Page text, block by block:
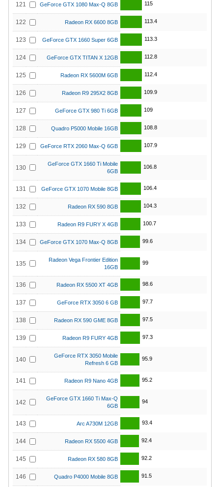
121 GeForce GTX 1080 Max-Q 8GB 115
122 Radeon RX 6600 8GB 113.4
123 GeForce GTX 1660 Super 6GB 113.3
124 GeForce GTX TITAN X 12GB 112.8
125 Radeon RX 5600M 6GB 112.4
126 Radeon R9 295X2 8GB 109.9
127 GeForce GTX 980 Ti 6GB 109
128 Quadro P5000 Mobile 16GB 108.8
129 GeForce RTX 2060 Max-Q 6GB 107.9
130
GeForce GTX 1660 Ti Mobile
6GB
106.8
131 GeForce GTX 1070 Mobile 8GB 106.4
132 Radeon RX 590 8GB 104.3
133 Radeon R9 FURY X 4GB 100.7
134 GeForce GTX 1070 Max-Q 8GB 99.6
135
Radeon Vega Frontier Edition
16GB
99
136 Radeon RX 5500 XT 4GB 98.6
137 GeForce RTX 3050 6 GB 97.7
138 Radeon RX 590 GME 8GB 97.5
139 Radeon R9 FURY 4GB 97.3
140
GeForce RTX 3050 Mobile
Refresh 6 GB
95.9
141 Radeon R9 Nano 4GB 95.2
142
GeForce GTX 1660 Ti Max-Q
6GB
94
143 Arc A730M 12GB 93.4
144 Radeon RX 5500 4GB 92.4
145 Radeon RX 580 8GB 92.2
146 Quadro P4000 Mobile 8GB 91.5